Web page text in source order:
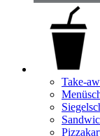
Take-